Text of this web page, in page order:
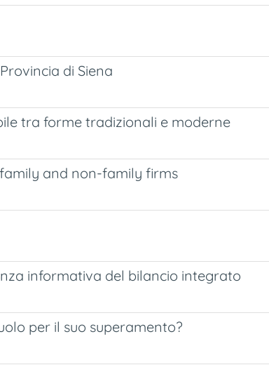
di Siena
tra forme tradizionali e moderne
and non-family firms
informativa del bilancio integrato
per il suo superamento?